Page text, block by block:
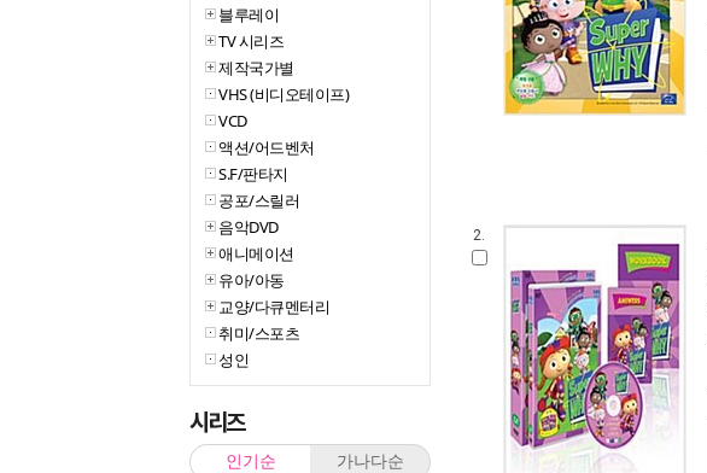
블루레이
TV 시리즈
제작국가별
VHS (비디오테이프)
VCD
액션/어드벤처
S.F/판타지
공포/스릴러
음악DVD
애니메이션
유아/아동
교양/다큐멘터리
취미/스포츠
성인
시리즈
인기순 가나다순
2.